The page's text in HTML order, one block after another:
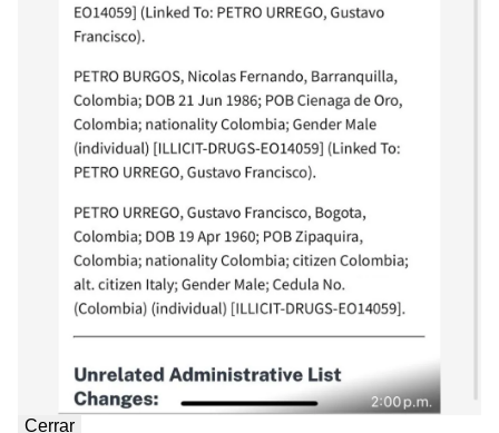
Cerrar